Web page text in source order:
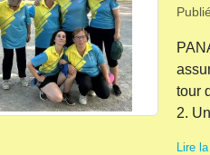
tour
2.
Lire